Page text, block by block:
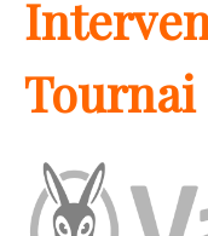
Tournai